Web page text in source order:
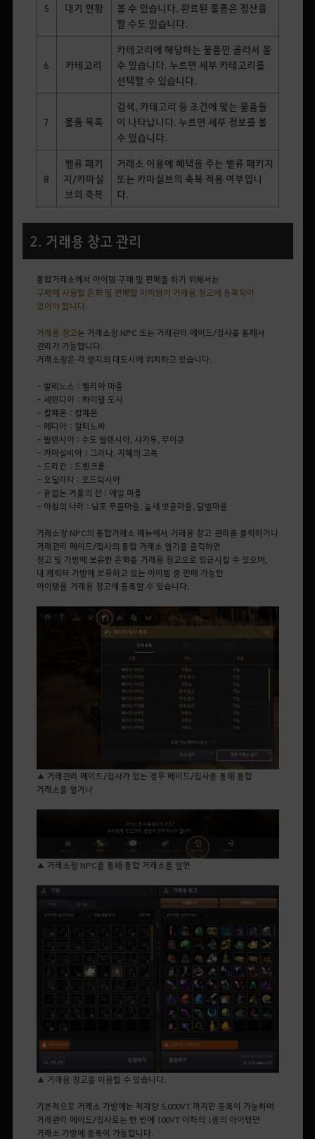
5 대기 현황
볼 수 있습니다. 완료된 물품은 정산을
할 수도 있습니다.
6 카테고리
카테고리에 해당하는 물품만 골라서 볼
수 있습니다. 누르면 세부 카테고리를
선택할 수 있습니다.
7 물품 목록
검색, 카테고리 등 조건에 맞는 물품들
이 나타납니다. 누르면 세부 정보를 볼
수 있습니다.
8
밸류 패키
지/카마실
브의 축복
거래소 이용에 혜택을 주는 밸류 패키지
또는 카마실브의 축복 적용 여부입니
다.
2. 거래용 창고 관리
통합거래소에서 아이템 구매 및 판매를 하기 위해서는
구매에 사용할 은화 및 판매할 아이템이 거래용 창고에 등록되어
있어야 합니다.
거래용 창고는 거래소장 NPC 또는 거래관리 메이드/집사를 통해서
관리가 가능합니다.
거래소장은 각 영지의 대도시에 위치하고 있습니다.
- 발레노스 : 벨리아 마을
- 세렌디아 : 하이델 도시
- 칼페온 : 칼페온
- 메디아 : 알티노바
- 발렌시아 : 수도 발렌시아, 샤카투, 무이쿤
- 카마실비아 : 그라나, 지혜의 고목
- 드리간 : 드벤크룬
- 오딜리타 : 오드락시아
- 끝없는 겨울의 산 : 에일 마을
- 아침의 나라 : 남포 무들마을, 높새 볏골마을, 달벌마을
거래소장 NPC의 통합거래소 메뉴에서 거래용 창고 관리를 클릭하거나
거래관리 메이드/집사의 통합 거래소 열기를 클릭하면
창고 및 가방에 보유한 은화를 거래용 창고으로 입금시킬 수 있으며,
내 캐릭터 가방에 보유하고 있는 아이템 중 판매 가능한
아이템을 거래용 창고에 등록할 수 있습니다.
▲ 거래관리 메이드/집사가 있는 경우 메이드/집사를 통해 통합
거래소를 열거나
▲ 거래소장 NPC를 통해 통합 거래소를 열면
▲ 거래용 창고를 이용할 수 있습니다.
기본적으로 거래소 가방에는 적재량 5,000VT 까지만 등록이 가능하며
거래관리 메이드/집사로는 한 번에 100VT 이하의 1종의 아이템만
거래소 가방에 등록이 가능합니다.